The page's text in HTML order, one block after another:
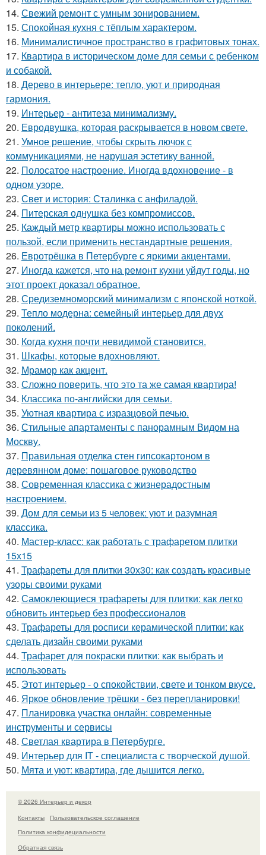
14. Свежий ремонт с умным зонированием.
15. Спокойная кухня с тёплым характером.
16. Минималистичное пространство в графитовых тонах.
17. Квартира в историческом доме для семьи с ребенком
и собакой.
18. Дерево в интерьере: тепло, уют и природная
гармония.
19. Интерьер - антитеза минимализму.
20. Евродвушка, которая раскрывается в новом свете.
21. Умное решение, чтобы скрыть лючок с
коммуникациями, не нарушая эстетику ванной.
22. Полосатое настроение. Иногда вдохновение - в
одном узоре.
23. Свет и история: Сталинка с анфиладой.
24. Питерская однушка без компромиссов.
25. Каждый метр квартиры можно использовать с
пользой, если применить нестандартные решения.
26. Евротрёшка в Петербурге с яркими акцентами.
27. Иногда кажется, что на ремонт кухни уйдут годы, но
этот проект доказал обратное.
28. Средиземноморский минимализм с японской ноткой.
29. Тепло модерна: семейный интерьер для двух
поколений.
30. Когда кухня почти невидимой становится.
31. Шкафы, которые вдохновляют.
32. Мрамор как акцент.
33. Сложно поверить, что это та же самая квартира!
34. Классика по-английски для семьи.
35. Уютная квартира с изразцовой печью.
36. Стильные апартаменты с панорамным Видом на
Москву.
37. Правильная отделка стен гипсокартоном в
деревянном доме: пошаговое руководство
38. Современная классика с жизнерадостным
настроением.
39. Дом для семьи из 5 человек: уют и разумная
классика.
40. Мастер-класс: как работать с трафаретом плитки
15х15
41. Трафареты для плитки 30х30: как создать красивые
узоры своими руками
42. Самоклеющиеся трафареты для плитки: как легко
обновить интерьер без профессионалов
43. Трафареты для росписи керамической плитки: как
сделать дизайн своими руками
44. Трафарет для покраски плитки: как выбрать и
использовать
45. Этот интерьер - о спокойствии, свете и тонком вкусе.
46. Яркое обновление трёшки - без перепланировки!
47. Планировка участка онлайн: современные
инструменты и сервисы
48. Светлая квартира в Петербурге.
49. Интерьер для IT - специалиста с творческой душой.
50. Мята и уют: квартира, где дышится легко.
© 2026 Интерьер и декор
Контакты
Пользовательское соглашение
Политика конфидециальности
Обратная связь